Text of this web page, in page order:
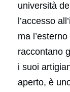
università
l’accesso
ma
raccontano
i suoi
aperto, è